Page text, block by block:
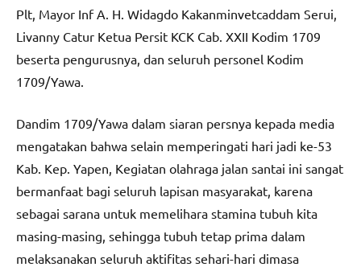
Plt, Mayor Inf A. H. Widagdo Kakanminvetcaddam Serui,
Livanny Catur Ketua Persit KCK Cab. XXII Kodim 1709
beserta pengurusnya, dan seluruh personel Kodim
1709/Yawa.
Dandim 1709/Yawa dalam siaran persnya kepada media
mengatakan bahwa selain memperingati hari jadi ke-53
Kab. Kep. Yapen, Kegiatan olahraga jalan santai ini sangat
bermanfaat bagi seluruh lapisan masyarakat, karena
sebagai sarana untuk memelihara stamina tubuh kita
masing-masing, sehingga tubuh tetap prima dalam
melaksanakan seluruh aktifitas sehari-hari dimasa